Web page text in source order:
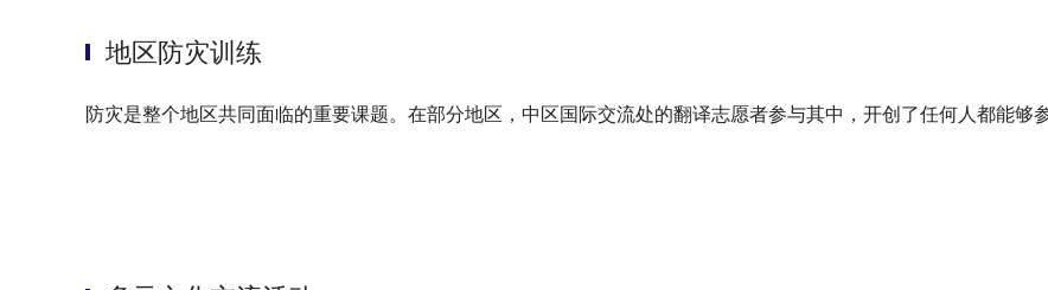
地区防灾训练
防灾是整个地区共同面临的重要课题。在部分地区，中区国际交流处的翻译志愿者参与其中，开创了任何人都能够